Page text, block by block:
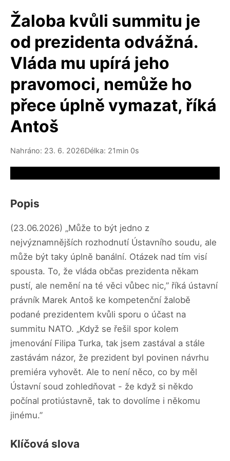
Žaloba kvůli summitu je
od prezidenta odvážná.
Vláda mu upírá jeho
pravomoci, nemůže ho
přece úplně vymazat, říká
Antoš
Nahráno: 23. 6. 2026Délka: 21min 0s
Popis
(23.06.2026) „Může to být jedno z
nejvýznamnějších rozhodnutí Ústavního soudu, ale
může být taky úplně banální. Otázek nad tím visí
spousta. To, že vláda občas prezidenta někam
pustí, ale nemění na té věci vůbec nic,” říká ústavní
právník Marek Antoš ke kompetenční žalobě
podané prezidentem kvůli sporu o účast na
summitu NATO. „Když se řešil spor kolem
jmenování Filipa Turka, tak jsem zastával a stále
zastávám názor, že prezident byl povinen návrhu
premiéra vyhovět. Ale to není něco, co by měl
Ústavní soud zohledňovat - že když si někdo
počínal protiústavně, tak to dovolíme i někomu
jinému.”
Klíčová slova